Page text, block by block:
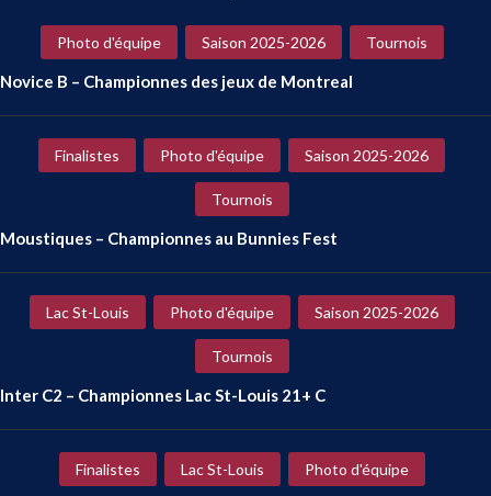
Photo d'équipe Saison 2025-2026 Tournois
Novice B – Championnes des jeux de Montreal
Finalistes Photo d'équipe Saison 2025-2026
Tournois
Moustiques – Championnes au Bunnies Fest
Lac St-Louis Photo d'équipe Saison 2025-2026
Tournois
Inter C2 – Championnes Lac St-Louis 21+ C
Finalistes Lac St-Louis Photo d'équipe